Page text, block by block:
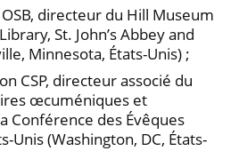
directeur du Hill Museum
St. John’s Abbey and
Minnesota, États-Unis) ;
CSP, directeur associé du
œcuméniques et
Conférence des Évêques
Unis (Washington, DC, États-